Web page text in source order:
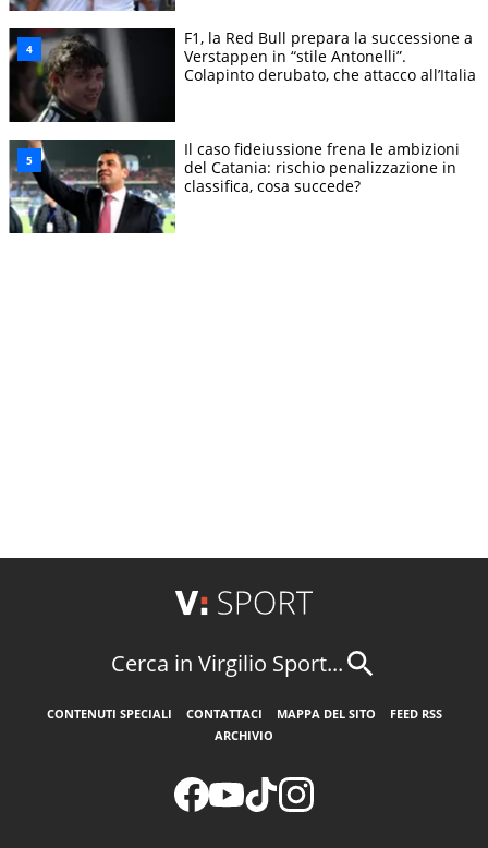
F1, la Red Bull prepara la successione a
Verstappen in “stile Antonelli”.
Colapinto derubato, che attacco all’Italia
Il caso fideiussione frena le ambizioni
del Catania: rischio penalizzazione in
classifica, cosa succede?
Cerca in Virgilio Sport...
CONTENUTI SPECIALI CONTATTACI MAPPA DEL SITO
FEED RSS
ARCHIVIO